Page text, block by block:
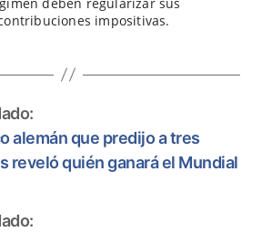
impositivas.
alemán que predijo a tres
reveló quién ganará el Mundial